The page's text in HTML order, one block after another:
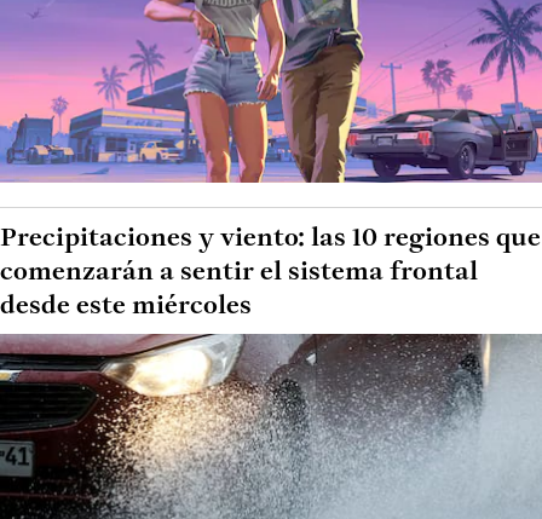
Precipitaciones y viento: las 10 regiones que
comenzarán a sentir el sistema frontal
desde este miércoles